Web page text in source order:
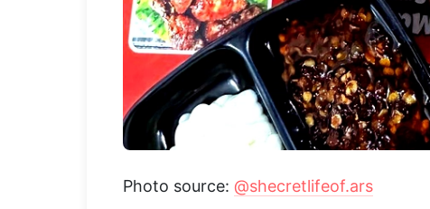
Photo source: @shecretlifeof.ars